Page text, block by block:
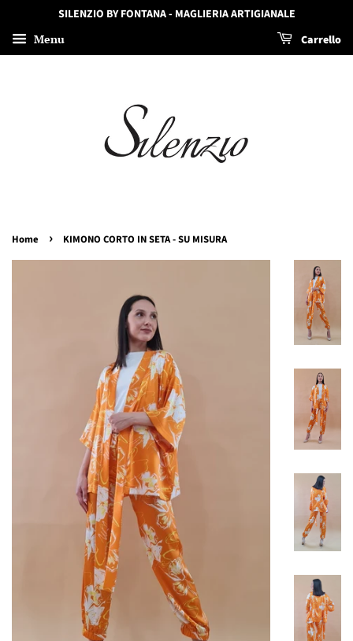
SILENZIO BY FONTANA - MAGLIERIA ARTIGIANALE
Menu Carrello
Home › KIMONO CORTO IN SETA - SU MISURA